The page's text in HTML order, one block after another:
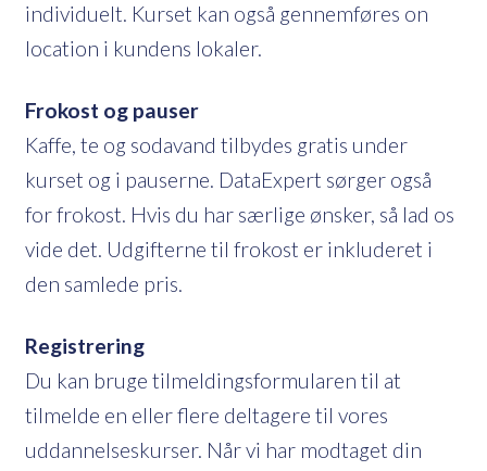
individuelt. Kurset kan også gennemføres on
location i kundens lokaler.
Frokost og pauser
Kaffe, te og sodavand tilbydes gratis under
kurset og i pauserne. DataExpert sørger også
for frokost. Hvis du har særlige ønsker, så lad os
vide det. Udgifterne til frokost er inkluderet i
den samlede pris.
Registrering
Du kan bruge tilmeldingsformularen til at
tilmelde en eller flere deltagere til vores
uddannelseskurser. Når vi har modtaget din